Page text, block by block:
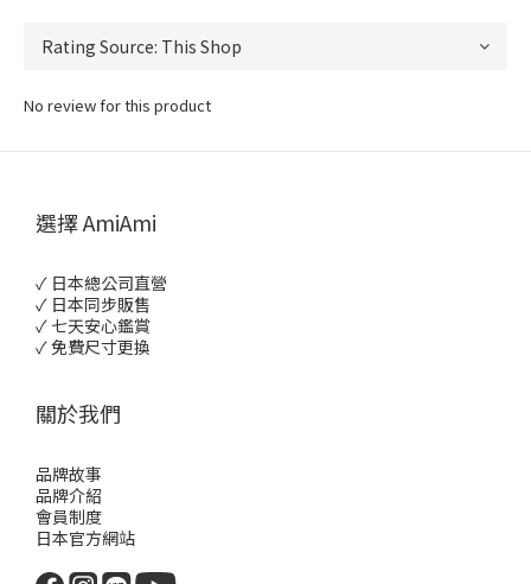
No review for this product
選擇 AmiAmi
✓ 日本總公司直營
✓ 日本同步販售
✓ 七天安心鑑賞
✓ 免費尺寸更換
關於我們
品牌故事
品牌介紹
會員制度
日本官方網站